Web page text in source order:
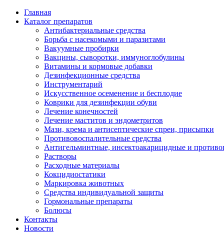
Главная
Каталог препаратов
Антибактериальные средства
Борьба с насекомыми и паразитами
Вакуумные пробирки
Вакцины, сыворотки, иммуноглобулины
Витамины и кормовые добавки
Дезинфекционные средства
Инструментарий
Искусственное осеменение и бесплодие
Коврики для дезинфекции обуви
Лечение конечностей
Лечение маститов и эндометритов
Мази, крема и антисептические спреи, присыпки
Противовоспалительные средства
Антигельминтные, инсектоакарицидные и
Растворы
Расходные материалы
Кокцидиостатики
Маркировка животных
Средства индивидуальной защиты
Гормональные препараты
Болюсы
Контакты
Новости